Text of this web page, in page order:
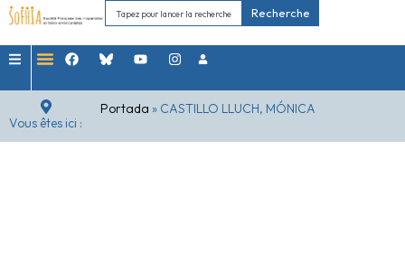
Recherche
Vous êtes ici :
Portada » CASTILLO LLUCH, MÓNICA